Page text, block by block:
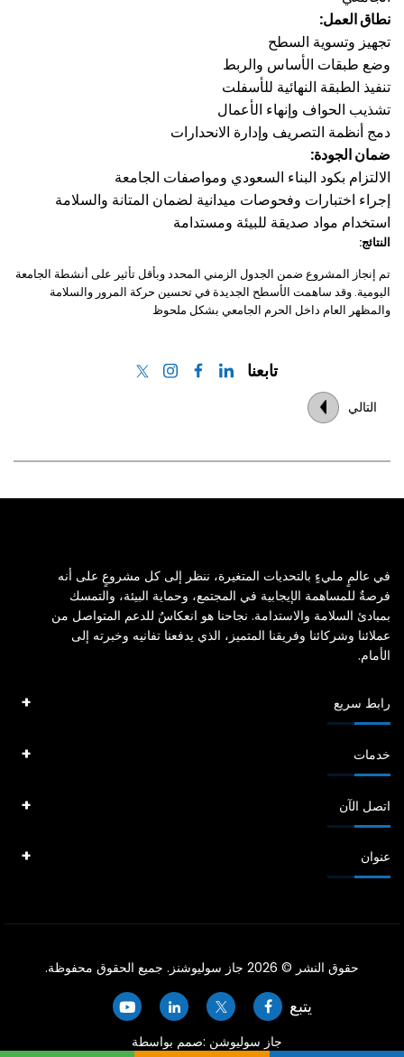
نطاقالعمل:
تجهيز وتسوية السطح
وضع طبقات الأساس والربط
تنفيذ الطبقة النهائية للأسفلت
تشذيب الحواف وإنهاء الأعمال
دمج أنظمة التصريف وإدارة الانحدارات
ضمانالجودة:
الالتزام بكود البناء السعودي ومواصفات الجامعة
إجراء اختبارات وفحوصات ميدانية لضمان المتانة والسلامة
استخدام مواد صديقة للبيئة ومستدامة
النتائج:
تم إنجاز المشروع ضمن الجدول الزمني المحدد وبأقل تأثير على أنشطة الجامعة
اليومية. وقد ساهمت الأسطح الجديدة في تحسين حركة المرور والسلامة
والمظهر العام داخل الحرم الجامعي بشكل ملحوظ
تابعنا
التالي
في عالمٍ مليءٍ بالتحديات المتغيرة، ننظر إلى كل مشروعٍ على أنه
فرصةٌ للمساهمة الإيجابية في المجتمع، وحماية البيئة، والتمسك
بمبادئ السلامة والاستدامة. نجاحنا هو انعكاسٌ للدعم المتواصل من
عملائنا وشركائنا وفريقنا المتميز، الذي يدفعنا تفانيه وخبرته إلى
الأمام.
رابط سريع
خدمات
اتصل الآن
عنوان
حقوق النشر © 2026 جاز سوليوشنز. جميع الحقوق محفوظة.
يتبع
جاز سوليوشن :صمم بواسطة